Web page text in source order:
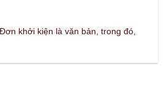
khởi kiện là văn bản, trong đó,